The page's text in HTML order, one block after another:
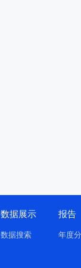
数据展示
数据搜索
报告
年度